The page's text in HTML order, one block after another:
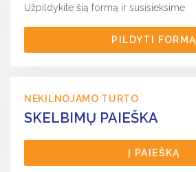
Užpildykite šią formą ir susisieksime
PILDYTI FORMĄ
NEKILNOJAMO TURTO
SKELBIMŲ PAIEŠKA
Į PAIEŠKĄ